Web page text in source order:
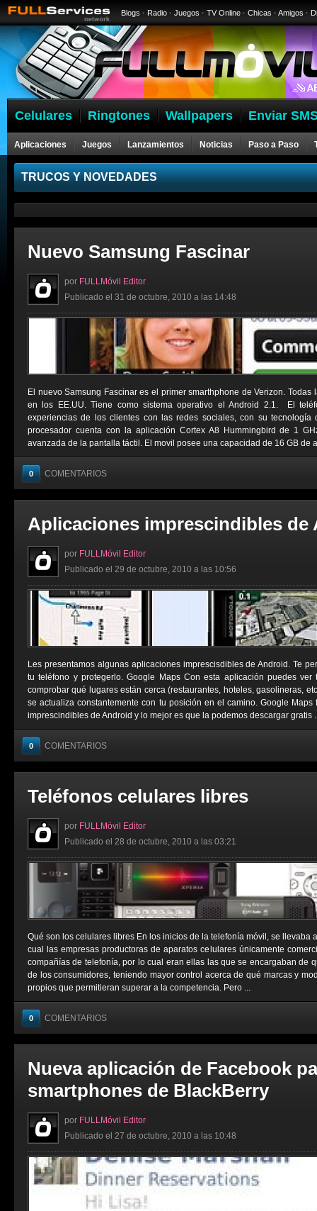
Blogs · Radio · Juegos · TV Online · Chicas · Amigos ·
Celulares Ringtones Wallpapers Enviar
Aplicaciones Juegos Lanzamientos Noticias Paso a Paso
Celulares
TRUCOS Y NOVEDADES
Nuevo Samsung Fascinar
por FULLMóvil Editor
Publicado el 31 de octubre, 2010 a las 14:48
El nuevo Samsung Fascinar es el primer smarthphone de Verizon.
en los EE.UU. Tiene como sistema operativo el Android 2.1. El
experiencias de los clientes con las redes sociales, con su tecnología
procesador cuenta con la aplicación Cortex A8 Hummingbird de 1
avanzada de la pantalla táctil. El movil posee una capacidad de 16 GB de
0 COMENTARIOS
Aplicaciones imprescindibles de
por FULLMóvil Editor
Publicado el 29 de octubre, 2010 a las 10:56
Les presentamos algunas aplicaciones imprescisdibles de Android. Te
tu teléfono y protegerlo. Google Maps Con esta aplicación puedes
comprobar qué lugares están cerca (restaurantes, hoteles, gasolineras,
se actualiza constantemente con tu posición en el camino. Google
imprescindibles de Android y lo mejor es que la podemos descargar gratis
0 COMENTARIOS
Teléfonos celulares libres
por FULLMóvil Editor
Publicado el 28 de octubre, 2010 a las 03:21
Qué son los celulares libres En los inicios de la telefonía móvil, se llevaba
cual las empresas productoras de aparatos celulares únicamente
compañías de telefonía, por lo cual eran ellas las que se encargaban de
de los consumidores, teniendo mayor control acerca de qué marcas y
propios que permitieran superar a la competencia. Pero ...
0 COMENTARIOS
Nueva aplicación de Facebook
smartphones de BlackBerry
por FULLMóvil Editor
Publicado el 27 de octubre, 2010 a las 10:48